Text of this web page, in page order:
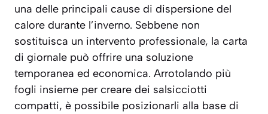
una delle principali cause di dispersione del
calore durante l’inverno. Sebbene non
sostituisca un intervento professionale, la carta
di giornale può offrire una soluzione
temporanea ed economica. Arrotolando più
fogli insieme per creare dei salsicciotti
compatti, è possibile posizionarli alla base di